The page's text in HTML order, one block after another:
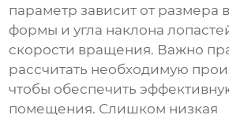
параметр зависит от размера
формы и угла наклона
скорости вращения. Важно
рассчитать необходимую
чтобы обеспечить
помещения. Слишком низкая